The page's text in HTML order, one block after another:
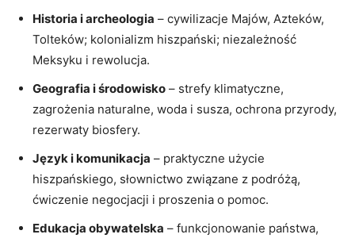
Historia i archeologia – cywilizacje Majów, Azteków,
Tolteków; kolonializm hiszpański; niezależność
Meksyku i rewolucja.
Geografia i środowisko – strefy klimatyczne,
zagrożenia naturalne, woda i susza, ochrona przyrody,
rezerwaty biosfery.
Język i komunikacja – praktyczne użycie
hiszpańskiego, słownictwo związane z podróżą,
ćwiczenie negocjacji i proszenia o pomoc.
Edukacja obywatelska – funkcjonowanie państwa,